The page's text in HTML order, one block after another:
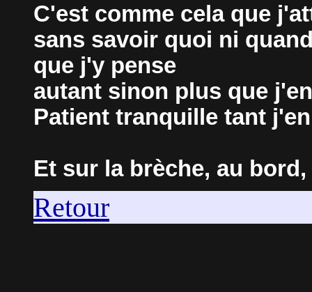
C'est comme cela que
sans savoir quoi ni
que j'y pense
autant sinon plus que
Patient tranquille tant
Et sur la brèche, au
Retour